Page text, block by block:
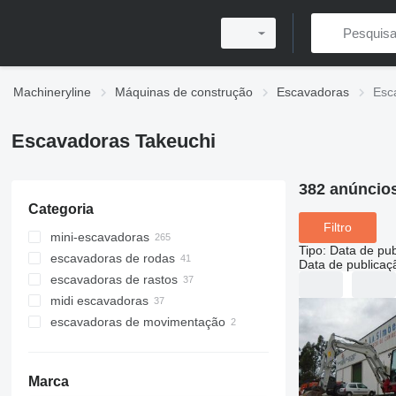
Machineryline Máquinas de construção Escavadoras
Escavadoras Takeuchi
Categoria
mini-escavadoras
escavadoras de rodas
escavadoras de rastos
midi escavadoras
escavadoras de movimentação
Marca
382
Filtro
Tipo: Data de
Data de